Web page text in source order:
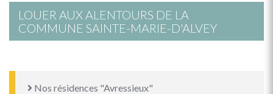
LOUER AUX ALENTOURS DE LA
COMMUNE SAINTE-MARIE-D'ALVEY
Nos résidences "Avressieux"